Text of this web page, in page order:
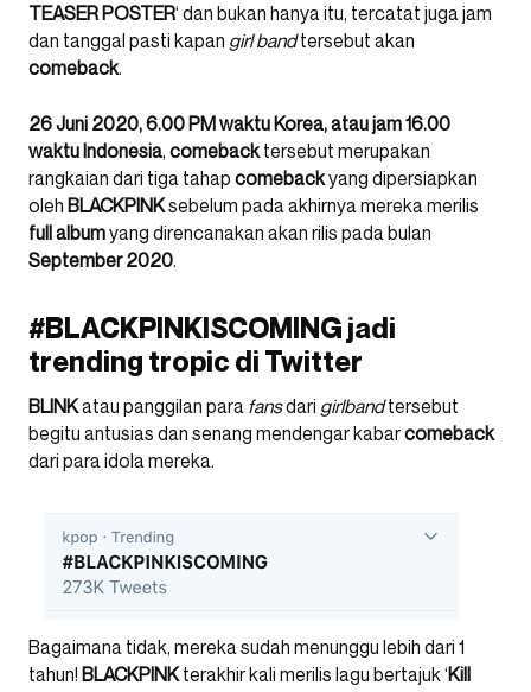
TEASER POSTER‘ dan bukan hanya itu, tercatat juga jam
dan tanggal pasti kapan girl bandtersebut akan
comeback.
26 Juni 2020, 6.00 PM waktu Korea, atau jam 16.00
waktu Indonesia, comebacktersebut merupakan
rangkaian dari tiga tahap comebackyang dipersiapkan
oleh BLACKPINKsebelum pada akhirnya mereka merilis
full albumyang direncanakan akan rilis pada bulan
September 2020.
#BLACKPINKISCOMING jadi
trending tropic di Twitter
BLINKatau panggilan para fansdari girlbandtersebut
begitu antusias dan senang mendengar kabarcomeback
dari para idola mereka.
Bagaimana tidak, mereka sudah menunggu lebih dari 1
tahun! BLACKPINKterakhir kali merilis lagu bertajuk ‘Kill